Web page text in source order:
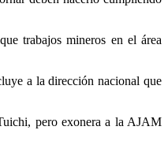
trabajos mineros en el área
a la dirección nacional que
pero exonera a la AJAM